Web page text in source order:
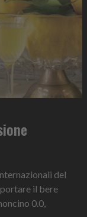
del
il bere
0.0,